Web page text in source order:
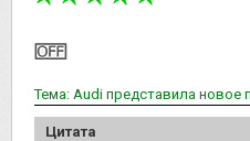
Тема: Audi представила новое
Цитата